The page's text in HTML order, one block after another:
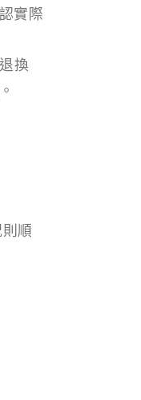
實際
換
順